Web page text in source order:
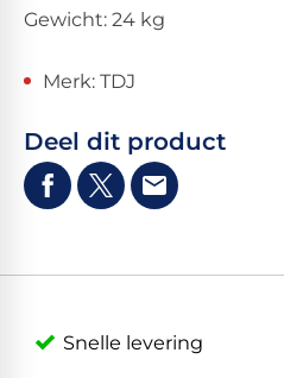
Gewicht: 24 kg
Merk: TDJ
Deel dit product
Snelle levering